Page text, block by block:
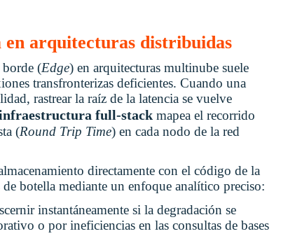
arquitecturas distribuidas
(Edge) en arquitecturas multinube suele
transfronterizas deficientes. Cuando una
rastrear la raíz de la latencia se vuelve
full-stack mapea el recorrido
(Round Trip Time) en cada nodo de la red
directamente con el código de la
botella mediante un enfoque analítico preciso:
instantáneamente si la degradación se
o por ineficiencias en las consultas de bases